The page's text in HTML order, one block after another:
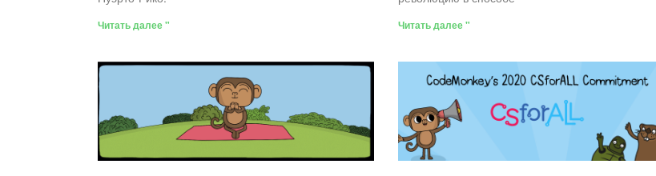
Читать далее " Читать далее "